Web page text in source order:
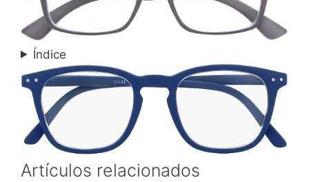
Índice
Artículos relacionados